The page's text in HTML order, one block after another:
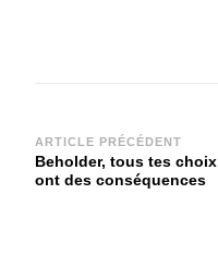
Navigation
d'article
ARTICLE PRÉCÉDENT
Beholder, tous tes choix
ont des conséquences